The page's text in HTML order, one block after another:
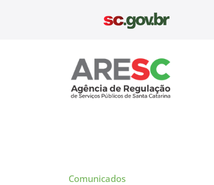
Comunicados